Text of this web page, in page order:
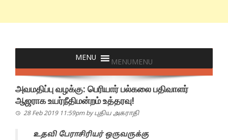
MENUMENU
அவமதிப்பு வழக்கு: பெரியார் பல்கலை பதிவாளர்
ஆஜராக உயர்நீதிமன்றம் உத்தரவு!
28 Feb 2019 11:59pm byபுதிய அகராதி
உதவி பேராசிரியர் ஒருவருக்கு